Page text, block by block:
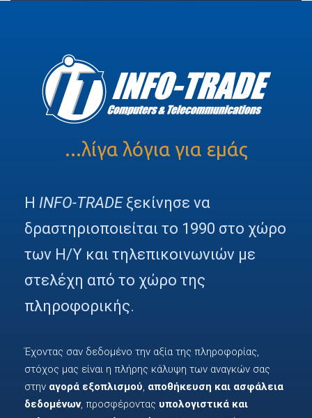
...λίγα λόγια για εμάς
Η INFO-TRADEξεκίνησε να
δραστηριοποιείται το 1990 στο χώρο
των H/Y και τηλεπικοινωνιών με
στελέχη από το χώρο της
πληροφορικής.
Έχοντας σαν δεδομένο την αξία της πληροφορίας,
στόχος μας είναι η πλήρης κάλυψη των αναγκών σας
στην αγορά εξοπλισμού, αποθήκευση και ασφάλεια
δεδομένων, προσφέροντας υπολογιστικά και